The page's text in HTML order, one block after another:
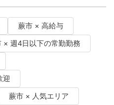
蕨市 × 高給与
× 週4日以下の常勤勤務
迎
蕨市 × 人気エリア